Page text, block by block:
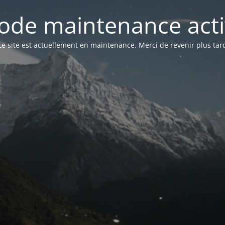
maintenance
site est actuellement en maintenance. Merci de revenir plus